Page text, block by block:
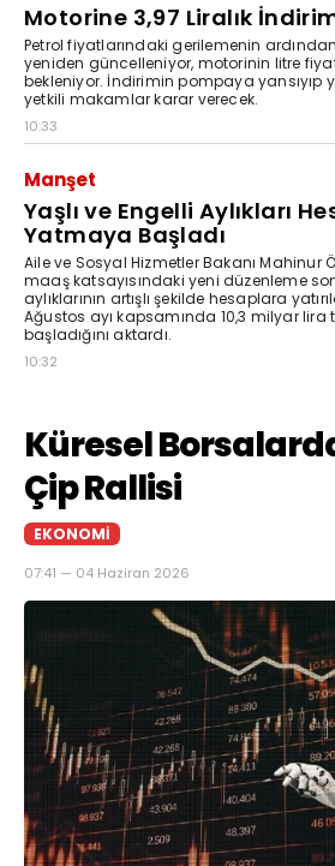
Motorine 3,97 Liralık
Petrol fiyatlarındaki gerilemenin
yeniden güncelleniyor, motorinin litre
bekleniyor. İndirimin pompaya yansıyıp
yetkili makamlar karar verecek.
10:33
Manşet
Yaşlı ve Engelli Aylıkları
Yatmaya Başladı
Aile ve Sosyal Hizmetler Bakanı Mahinur
maaş katsayısındaki yeni düzenleme
aylıklarının artışlı şekilde hesaplara
Ağustos ayı kapsamında 10,3 milyar lira
başladığını aktardı.
10:32